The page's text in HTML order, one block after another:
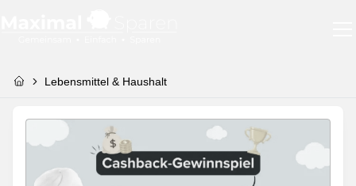
Lebensmittel & Haushalt